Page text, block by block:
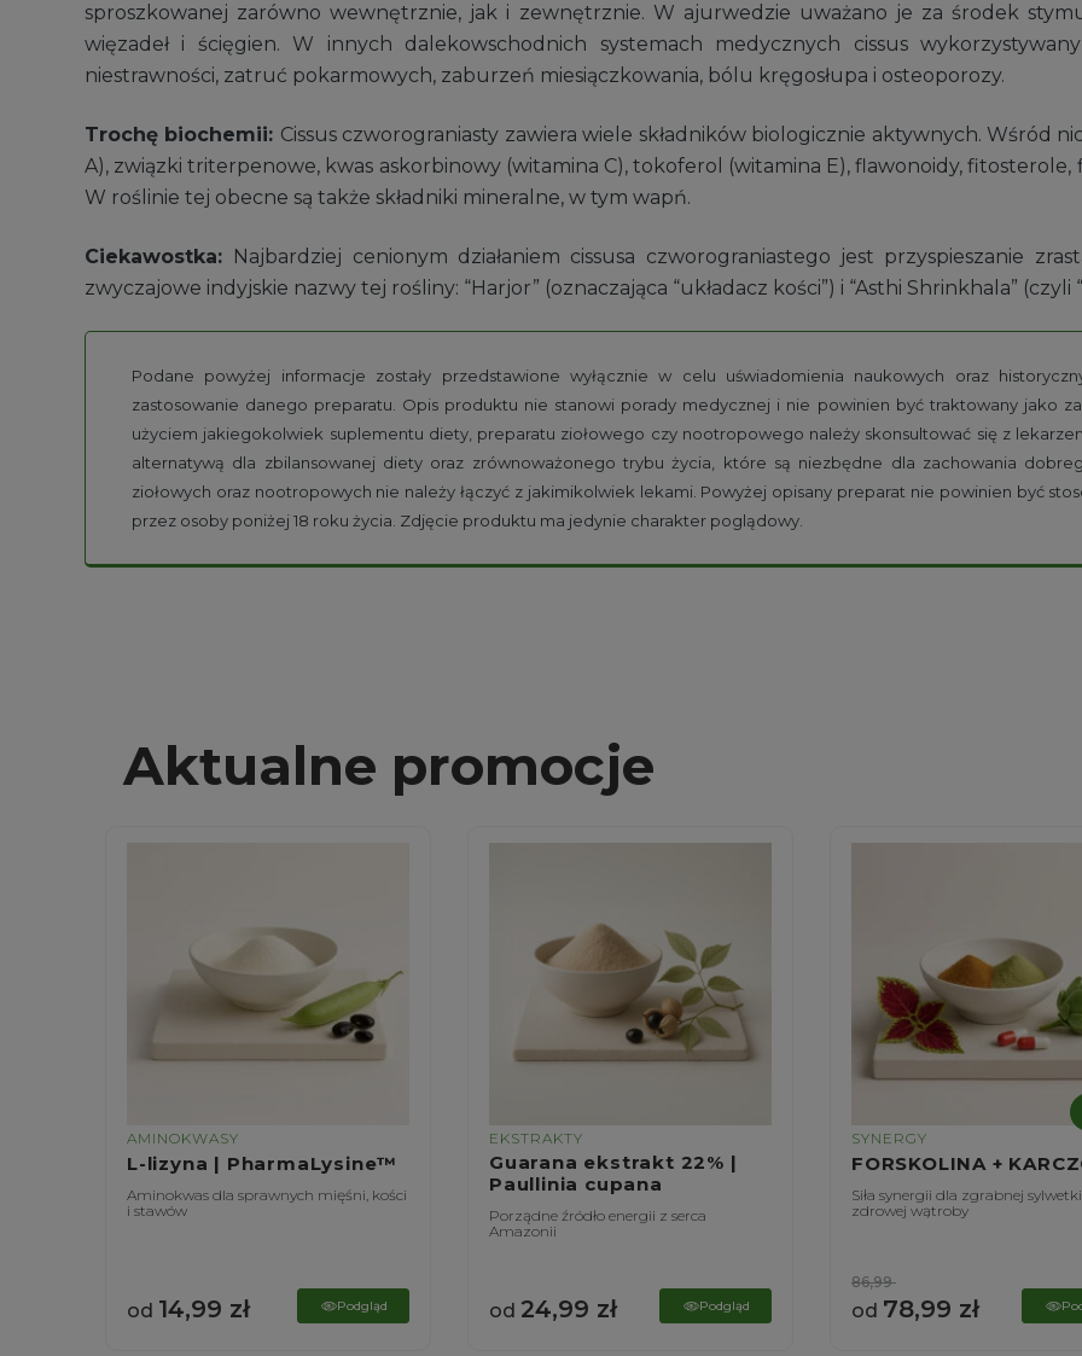
sproszkowanej zarówno wewnętrznie, jak i zewnętrznie. W ajurwedzie uważano je za środek
więzadeł i ścięgien. W innych dalekowschodnich systemach medycznych cissus
niestrawności, zatruć pokarmowych, zaburzeń miesiączkowania, bólu kręgosłupa i osteoporozy.
Trochę biochemii: Cissus czworograniasty zawiera wiele składników biologicznie aktywnych. Wśród
A), związki triterpenowe, kwas askorbinowy (witamina C), tokoferol (witamina E), flawonoidy,
W roślinie tej obecne są także składniki mineralne, w tym wapń.
Ciekawostka: Najbardziej cenionym działaniem cissusa czworograniastego jest przyspieszanie
zwyczajowe indyjskie nazwy tej rośliny: “Harjor” (oznaczająca “układacz kości”) i “Asthi Shrinkhala”
Podane powyżej informacje zostały przedstawione wyłącznie w celu uświadomienia naukowych oraz
zastosowanie danego preparatu. Opis produktu nie stanowi porady medycznej i nie powinien być traktowany jako
użyciem jakiegokolwiek suplementu diety, preparatu ziołowego czy nootropowego należy skonsultować się z
alternatywą dla zbilansowanej diety oraz zrównoważonego trybu życia, które są niezbędne dla zachowania
ziołowych oraz nootropowych nie należy łączyć z jakimikolwiek lekami. Powyżej opisany preparat nie powinien być
przez osoby poniżej 18 roku życia. Zdjęcie produktu ma jedynie charakter poglądowy.
Aktualne promocje
AMINOKWASY
L-lizyna | PharmaLysine™
Aminokwas dla sprawnych mięśni, kości
i stawów
od 14,99 zł Podgląd
EKSTRAKTY
Guarana ekstrakt 22% |
Paullinia cupana
Porządne źródło energii z serca
Amazonii
od 24,99 zł Podgląd
SYNERGY
FORSKOLINA +
Siła synergii dla zgrabnej
zdrowej wątroby
od 78,99 zł
86,99